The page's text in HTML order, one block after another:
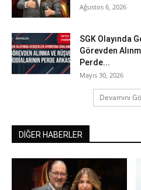
Ağustos 6, 2026
SGK Olayında
Görevden
Perde...
Mayıs 30, 2026
Devamını
DİĞER HABERLER